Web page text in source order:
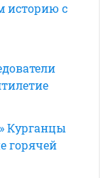
историю с
Курганцы
горячей